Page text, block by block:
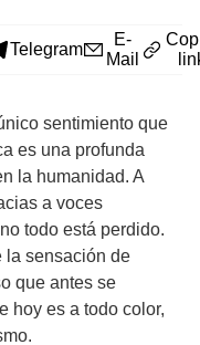
Telegram
E-
Mail
sentimiento que
es una profunda
la humanidad. A
a voces
todo está perdido.
la sensación de
que antes se
hoy es a todo color,